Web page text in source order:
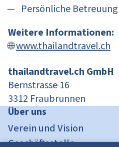
Persönliche
Weitere Informationen:
🌐www.thailandtravel.ch
thailandtravel.ch GmbH
Bernstrasse 16
3312 Fraubrunnen
Über uns
Verein und Vision
Geschäftsstelle